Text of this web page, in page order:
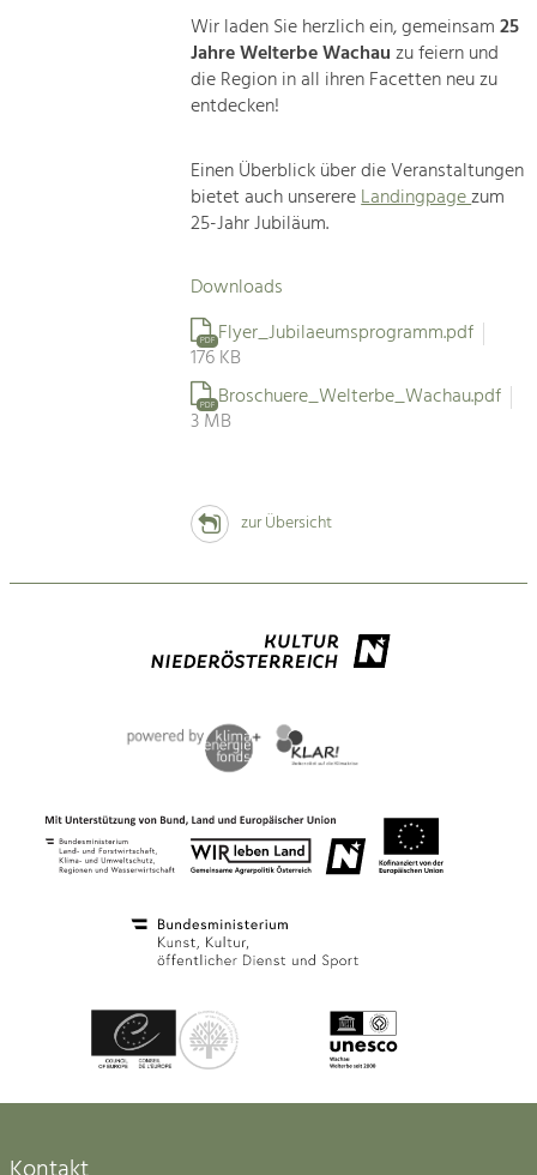
Wir laden Sie herzlich ein, gemeinsam25
Jahre Welterbe Wachauzu feiern und
die Region in all ihren Facetten neu zu
entdecken!
Einen Überblick über die Veranstaltungen
bietet auch unserereLandingpagezum
25-Jahr Jubiläum.
Downloads
PDF Flyer_Jubilaeumsprogramm.pdf
176 KB
PDF Broschuere_Welterbe_Wachau.pdf
3 MB
zur Übersicht